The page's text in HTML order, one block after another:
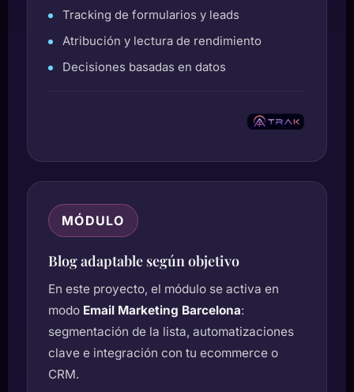
Tracking de formularios y leads
Atribución y lectura de rendimiento
Decisiones basadas en datos
MÓDULO
Blog adaptable según objetivo
En este proyecto, el módulo se activa en
modo Email Marketing Barcelona:
segmentación de la lista, automatizaciones
clave e integración con tu ecommerce o
CRM.